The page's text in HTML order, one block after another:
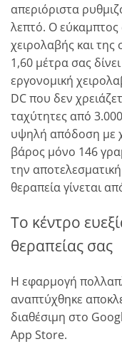
απεριόριστα
λεπτό. Ο
χειρολαβής και
1,60 μέτρα σας
εργονομική
DC που δεν
ταχύτητες από
υψηλή απόδοση με
βάρος μόνο 146
την
θεραπεία γίνεται
Το κέντρο
θεραπείας σας
Η εφαρμογή
αναπτύχθηκε
διαθέσιμη στο
App Store.